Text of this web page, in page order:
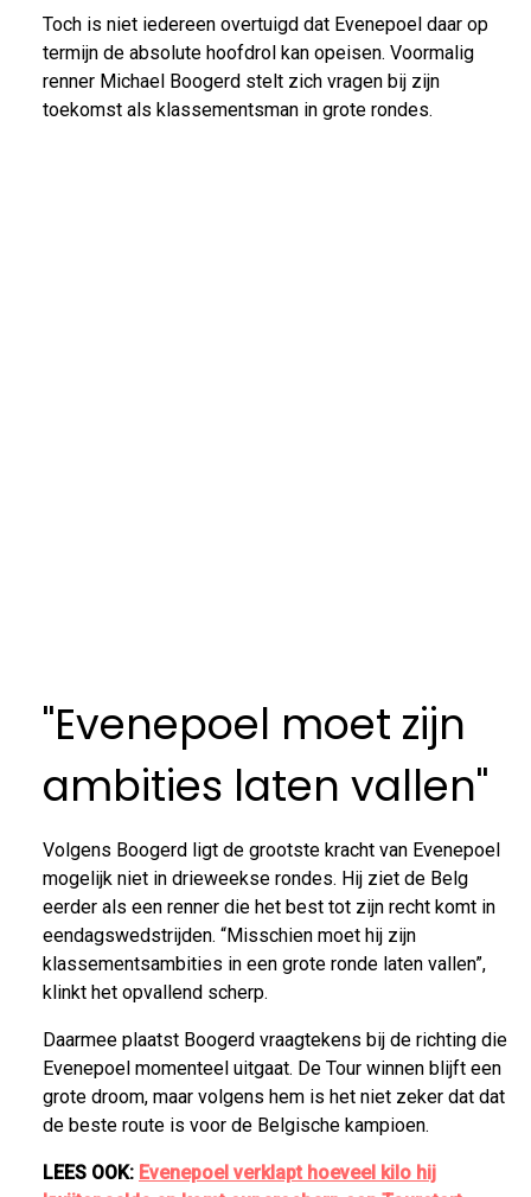
Toch is niet iedereen overtuigd dat Evenepoel daar op
termijn de absolute hoofdrol kan opeisen. Voormalig
renner Michael Boogerd stelt zich vragen bij zijn
toekomst als klassementsman in grote rondes.
"Evenepoel moet zijn
ambities laten vallen"
Volgens Boogerd ligt de grootste kracht van Evenepoel
mogelijk niet in drieweekse rondes. Hij ziet de Belg
eerder als een renner die het best tot zijn recht komt in
eendagswedstrijden. “Misschien moet hij zijn
klassementsambities in een grote ronde laten vallen”,
klinkt het opvallend scherp.
Daarmee plaatst Boogerd vraagtekens bij de richting die
Evenepoel momenteel uitgaat. De Tour winnen blijft een
grote droom, maar volgens hem is het niet zeker dat dat
de beste route is voor de Belgische kampioen.
LEES OOK: Evenepoel verklapt hoeveel kilo hij